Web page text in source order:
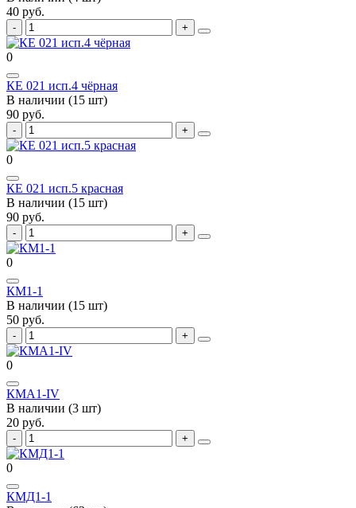
40 руб.
0
КЕ 021 исп.4 чёрная
В наличии (15 шт)
90 руб.
0
КЕ 021 исп.5 красная
В наличии (15 шт)
90 руб.
0
КМ1-1
В наличии (15 шт)
50 руб.
0
КМА1-IV
В наличии (3 шт)
20 руб.
0
КМД1-1